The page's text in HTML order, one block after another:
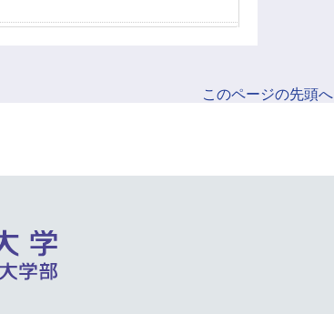
このページの先頭へ